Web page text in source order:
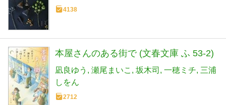
4138
本屋さんのある街で (文春文庫 ふ 53-2)
凪良ゆう 瀬尾まいこ 坂木司 一穂ミチ 三浦
しをん
2712